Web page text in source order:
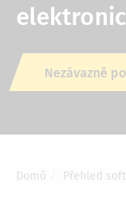
Nezávazně
Drobečková
Domů Přehled